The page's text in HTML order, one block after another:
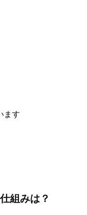
ます
組みは？